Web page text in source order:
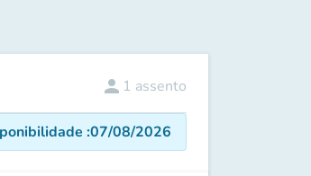
person 1 assento
:07/08/2026